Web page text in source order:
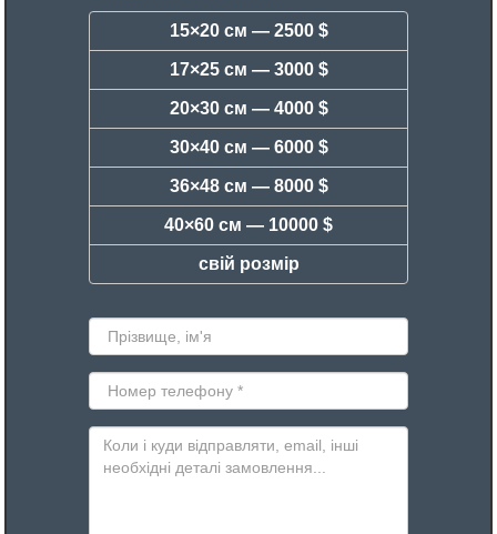
15×20 см — 2500 $
17×25 см — 3000 $
20×30 см — 4000 $
30×40 см — 6000 $
36×48 см — 8000 $
40×60 см — 10000 $
свій розмір